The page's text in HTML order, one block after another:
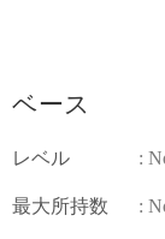
ベース
レベル :
最大所持数 :